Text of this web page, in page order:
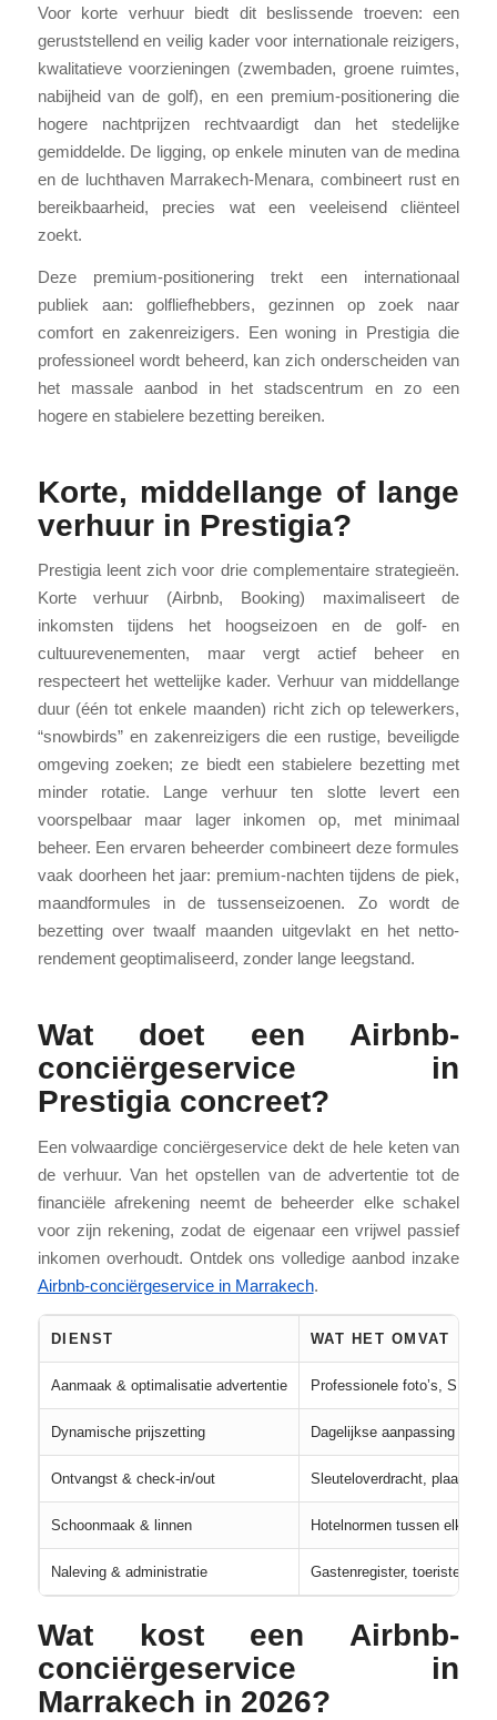
Voor korte verhuur biedt dit beslissende troeven: een
geruststellend en veilig kader voor internationale reizigers,
kwalitatieve voorzieningen (zwembaden, groene ruimtes,
nabijheid van de golf), en een premium-positionering die
hogere nachtprijzen rechtvaardigt dan het stedelijke
gemiddelde. De ligging, op enkele minuten van de medina
en de luchthaven Marrakech-Menara, combineert rust en
bereikbaarheid, precies wat een veeleisend cliënteel
zoekt.
Deze premium-positionering trekt een internationaal
publiek aan: golfliefhebbers, gezinnen op zoek naar
comfort en zakenreizigers. Een woning in Prestigia die
professioneel wordt beheerd, kan zich onderscheiden van
het massale aanbod in het stadscentrum en zo een
hogere en stabielere bezetting bereiken.
Korte, middellange of lange
verhuur in Prestigia?
Prestigia leent zich voor drie complementaire strategieën.
Korte verhuur (Airbnb, Booking) maximaliseert de
inkomsten tijdens het hoogseizoen en de golf- en
cultuurevenementen, maar vergt actief beheer en
respecteert het wettelijke kader. Verhuur van middellange
duur (één tot enkele maanden) richt zich op telewerkers,
“snowbirds” en zakenreizigers die een rustige, beveiligde
omgeving zoeken; ze biedt een stabielere bezetting met
minder rotatie. Lange verhuur ten slotte levert een
voorspelbaar maar lager inkomen op, met minimaal
beheer. Een ervaren beheerder combineert deze formules
vaak doorheen het jaar: premium-nachten tijdens de piek,
maandformules in de tussenseizoenen. Zo wordt de
bezetting over twaalf maanden uitgevlakt en het netto-
rendement geoptimaliseerd, zonder lange leegstand.
Wat doet een Airbnb-
conciërgeservice in
Prestigia concreet?
Een volwaardige conciërgeservice dekt de hele keten van
de verhuur. Van het opstellen van de advertentie tot de
financiële afrekening neemt de beheerder elke schakel
voor zijn rekening, zodat de eigenaar een vrijwel passief
inkomen overhoudt. Ontdek ons volledige aanbod inzake
Airbnb-conciërgeservice in Marrakech.
DIENST WAT HET OMVAT
Aanmaak & optimalisatie advertentie Professionele foto’s, SEO-
Dynamische prijszetting Dagelijkse aanpassing op
Ontvangst & check-in/out Sleuteloverdracht,
Schoonmaak & linnen Hotelnormen tussen elk
Naleving & administratie Gastenregister,
Wat kost een Airbnb-
conciërgeservice in
Marrakech in 2026?